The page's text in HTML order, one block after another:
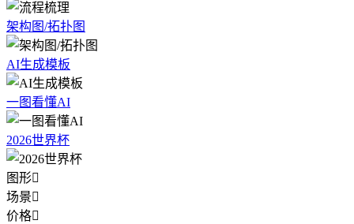
架构图/拓扑图
AI生成模板
一图看懂AI
2026世界杯
图形
场景
价格